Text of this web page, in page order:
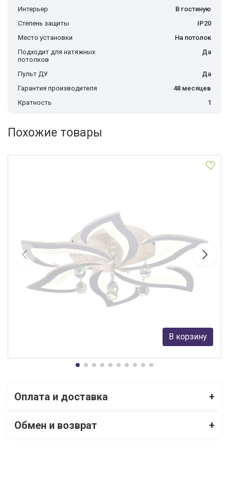
Интерьер
В гостиную
Степень защиты
IP20
Место установки
На потолок
Подходит для натяжных
потолков
Да
Пульт ДУ
Да
Гарантия производителя
48 месяцев
Кратность
1
Похожие товары
Потолочная светодиодная люстра Natali Kovaltseva Olimp LED
LAMPS 81238
В корзину
Оплата и доставка +
Обмен и возврат +